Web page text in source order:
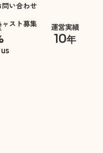
問い合わせ
ャスト募集 運営実績
10年